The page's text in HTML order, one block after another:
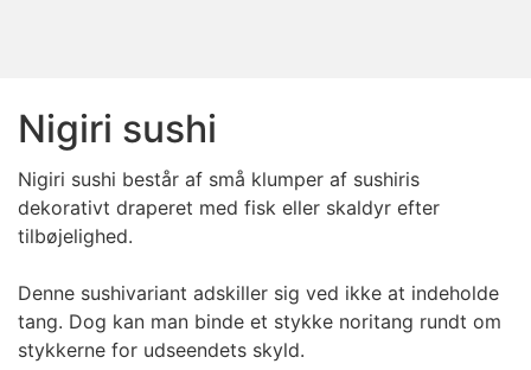
Nigiri sushi
Nigiri sushi består af små klumper af sushiris
dekorativt draperet med fisk eller skaldyr efter
tilbøjelighed.
Denne sushivariant adskiller sig ved ikke at indeholde
tang. Dog kan man binde et stykke noritang rundt om
stykkerne for udseendets skyld.